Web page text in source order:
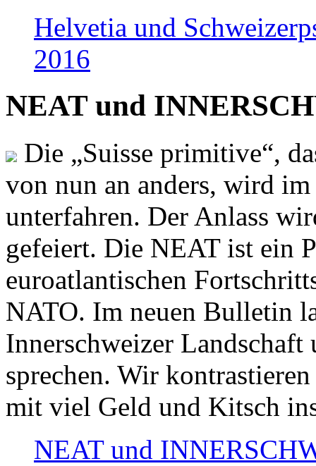
Helvetia und
2016
NEAT und
Die „Suisse primitive“,
von nun an anders, wird
unterfahren. Der Anlass
gefeiert. Die NEAT ist ein
euroatlantischen
NATO. Im neuen Bulletin
Innerschweizer
sprechen. Wir
mit viel Geld und Kitsch
NEAT und